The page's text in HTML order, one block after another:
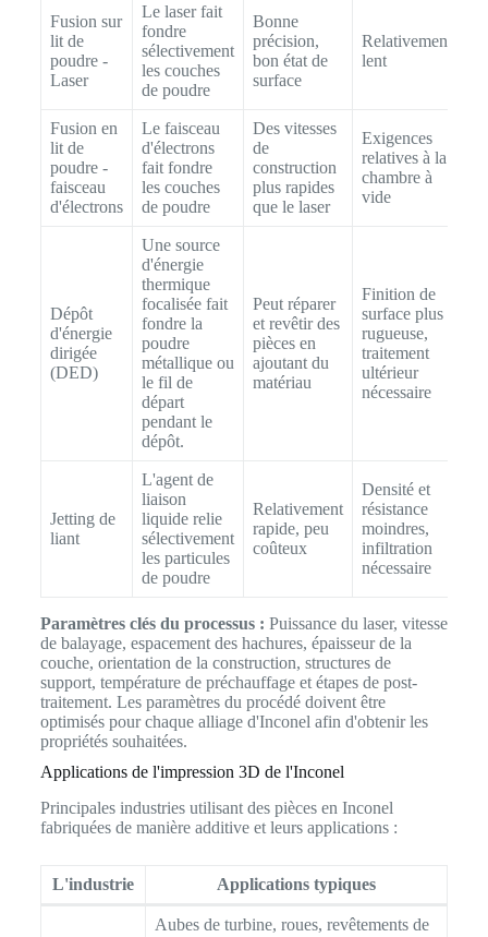
Fusion sur
lit de
poudre -
Laser
Le laser fait
fondre
sélectivement
les couches
de poudre
Bonne
précision,
bon état de
surface
Relativement
lent
Fusion en
lit de
poudre -
faisceau
d'électrons
Le faisceau
d'électrons
fait fondre
les couches
de poudre
Des vitesses
de
construction
plus rapides
que le laser
Exigences
relatives à la
chambre à
vide
Dépôt
d'énergie
dirigée
(DED)
Une source
d'énergie
thermique
focalisée fait
fondre la
poudre
métallique ou
le fil de
départ
pendant le
dépôt.
Peut réparer
et revêtir des
pièces en
ajoutant du
matériau
Finition de
surface plus
rugueuse,
traitement
ultérieur
nécessaire
Jetting de
liant
L'agent de
liaison
liquide relie
sélectivement
les particules
de poudre
Relativement
rapide, peu
coûteux
Densité et
résistance
moindres,
infiltration
nécessaire
Paramètres clés du processus : Puissance du laser, vitesse
de balayage, espacement des hachures, épaisseur de la
couche, orientation de la construction, structures de
support, température de préchauffage et étapes de post-
traitement. Les paramètres du procédé doivent être
optimisés pour chaque alliage d'Inconel afin d'obtenir les
propriétés souhaitées.
Applications de l'impression 3D de l'Inconel
Principales industries utilisant des pièces en Inconel
fabriquées de manière additive et leurs applications :
L'industrie Applications typiques
Aubes de turbine, roues, revêtements de